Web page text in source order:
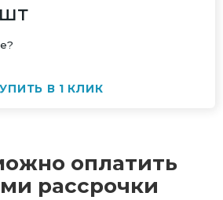
В 1 КЛИК
оплатить
рассрочки